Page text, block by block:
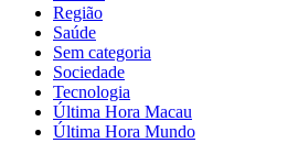
Região
Saúde
Sem categoria
Sociedade
Tecnologia
Última Hora Macau
Última Hora Mundo